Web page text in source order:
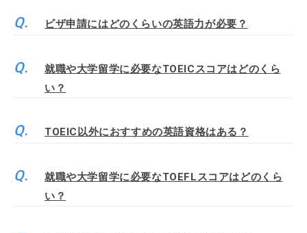
ビザ申請にはどのくらいの英語力が必要？
就職や大学留学に必要なTOEICスコアはどのくら
い？
TOEIC以外におすすめの英語資格はある？
就職や大学留学に必要なTOEFLスコアはどのくら
い？